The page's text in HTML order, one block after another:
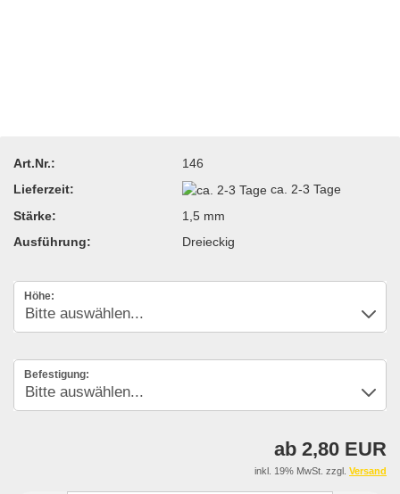
Art.Nr.:
146
Lieferzeit:
ca. 2-3 Tage
Stärke:
1,5 mm
Ausführung:
Dreieckig
Höhe:
Befestigung:
ab 2,80 EUR
inkl. 19% MwSt. zzgl. Versand